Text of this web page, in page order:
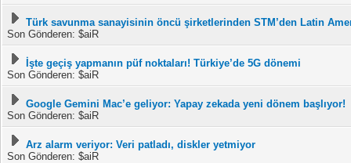
Türk savunma sanayisinin öncü şirketlerinden STM’den Latin
Son Gönderen: $aiR
İşte geçiş yapmanın püf noktaları! Türkiye’de 5G dönemi
Son Gönderen: $aiR
Google Gemini Mac’e geliyor: Yapay zekada yeni dönem başlıyor!
Son Gönderen: $aiR
Arz alarm veriyor: Veri patladı, diskler yetmiyor
Son Gönderen: $aiR